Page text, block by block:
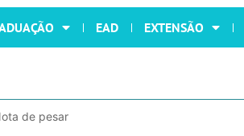
EAD EXTENSÃO
de pesar